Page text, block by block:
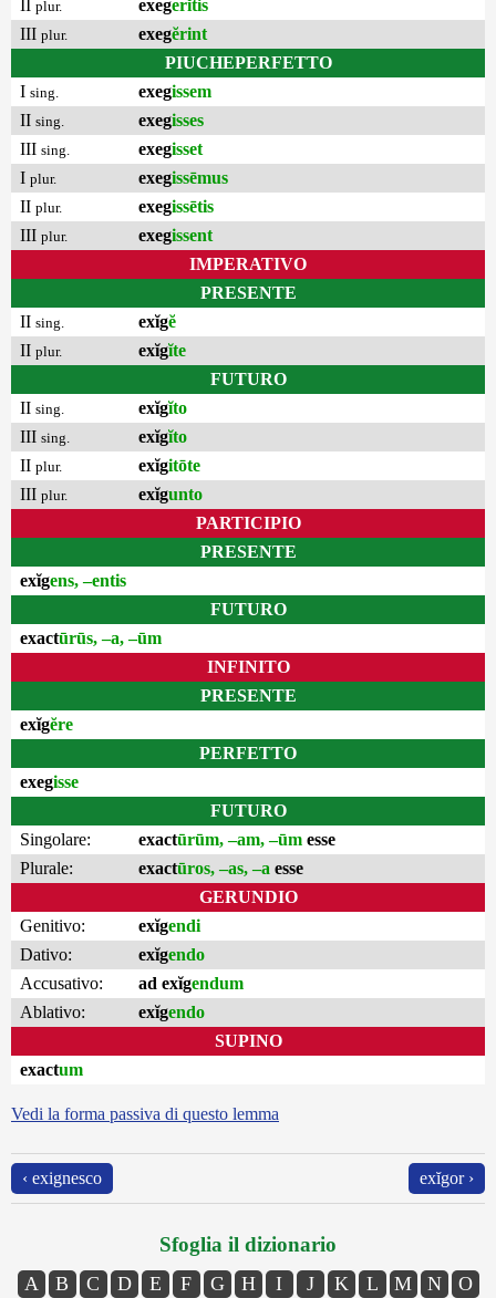
plur. exegerĭtis
III plur. exegĕrint
PIUCHEPERFETTO
I sing. exegissem
II sing. exegisses
III sing. exegisset
I plur. exegissēmus
II plur. exegissētis
III plur. exegissent
IMPERATIVO
PRESENTE
II sing. exĭgĕ
II plur. exĭgĭte
FUTURO
II sing. exĭgĭto
III sing. exĭgĭto
II plur. exĭgitōte
III plur. exĭgunto
PARTICIPIO
PRESENTE
exĭgens, –entis
FUTURO
exactūrūs, –a, –ūm
INFINITO
PRESENTE
exĭgĕre
PERFETTO
exegisse
FUTURO
Singolare:
exactūrūm, –am, –ūm esse
Plurale:
exactūros, –as, –a esse
GERUNDIO
Genitivo:
exĭgendi
Dativo:
exĭgendo
Accusativo:
ad exĭgendum
Ablativo:
exĭgendo
SUPINO
exactum
Vedi la forma passiva di questo lemma
‹ exignesco exĭgor ›
Sfoglia il dizionario
A B C D E F G H I J K L M N
O